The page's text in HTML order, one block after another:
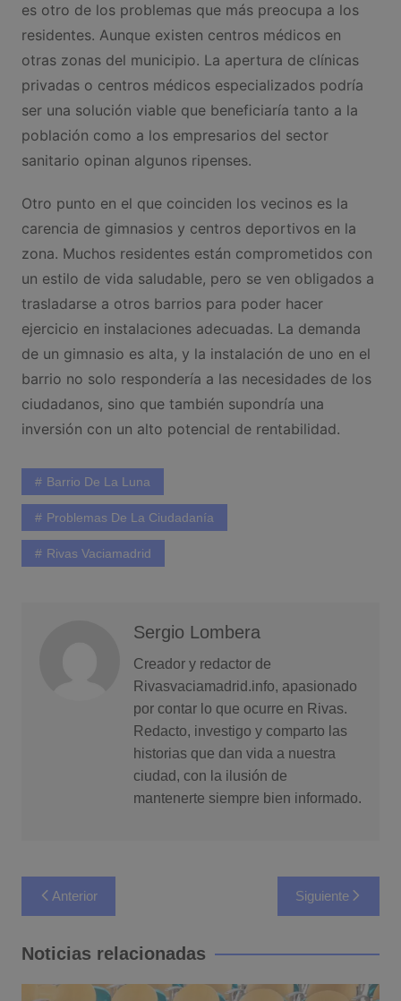
es otro de los problemas que más preocupa a los
residentes. Aunque existen centros médicos en
otras zonas del municipio. La apertura de clínicas
privadas o centros médicos especializados podría
ser una solución viable que beneficiaría tanto a la
población como a los empresarios del sector
sanitario opinan algunos ripenses.
Otro punto en el que coinciden los vecinos es la
carencia de gimnasios y centros deportivos en la
zona. Muchos residentes están comprometidos con
un estilo de vida saludable, pero se ven obligados a
trasladarse a otros barrios para poder hacer
ejercicio en instalaciones adecuadas. La demanda
de un gimnasio es alta, y la instalación de uno en el
barrio no solo respondería a las necesidades de los
ciudadanos, sino que también supondría una
inversión con un alto potencial de rentabilidad.
Barrio De La Luna
Problemas De La Ciudadanía
Rivas Vaciamadrid
Sergio Lombera
Creador y redactor de
Rivasvaciamadrid.info, apasionado
por contar lo que ocurre en Rivas.
Redacto, investigo y comparto las
historias que dan vida a nuestra
ciudad, con la ilusión de
mantenerte siempre bien informado.
Navegación
de
entradas
Anterior Siguiente
Noticias relacionadas